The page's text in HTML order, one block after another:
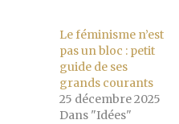
Le féminisme n’est
pas un bloc : petit
guide de ses
grands courants
25 décembre 2025
Dans "Idées"